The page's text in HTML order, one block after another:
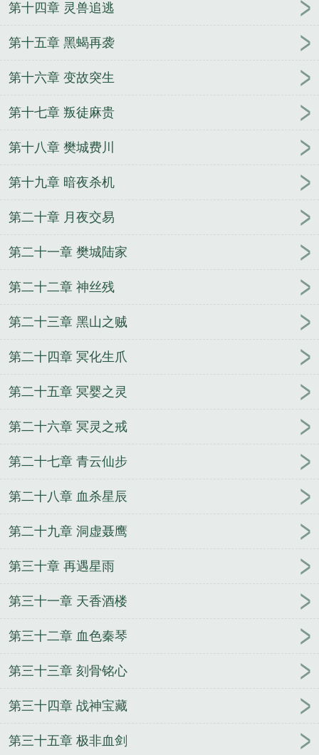
第十四章 灵兽追逃
第十五章 黑蝎再袭
第十六章 变故突生
第十七章 叛徒麻贵
第十八章 樊城费川
第十九章 暗夜杀机
第二十章 月夜交易
第二十一章 樊城陆家
第二十二章 神丝残
第二十三章 黑山之贼
第二十四章 冥化生爪
第二十五章 冥婴之灵
第二十六章 冥灵之戒
第二十七章 青云仙步
第二十八章 血杀星辰
第二十九章 洞虚聂鹰
第三十章 再遇星雨
第三十一章 天香酒楼
第三十二章 血色秦琴
第三十三章 刻骨铭心
第三十四章 战神宝藏
第三十五章 极非血剑